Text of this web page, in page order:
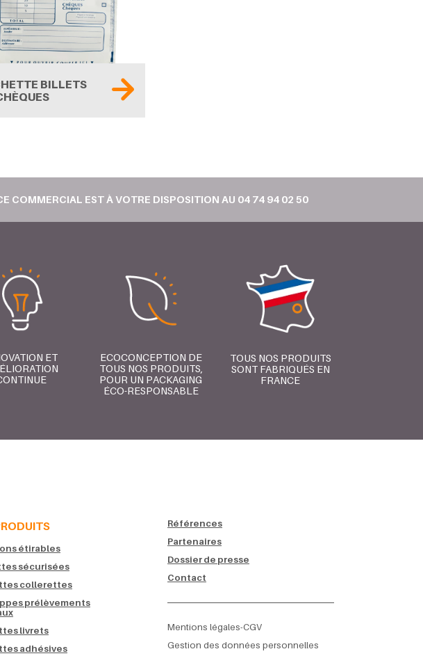
BILLETS
COMMERCIAL EST À VOTRE DISPOSITION AU 04 74 94 02 50
ET
ECOCONCEPTION DE
TOUS NOS PRODUITS,
POUR UN PACKAGING
ÉCO-RESPONSABLE
TOUS NOS PRODUITS
SONT FABRIQUÉS EN
FRANCE
étirables
sécurisées
collerettes
prélèvements
livrets
adhésives
Références
Partenaires
Dossier de presse
Contact
Mentions légales-CGV
Gestion des données personnelles